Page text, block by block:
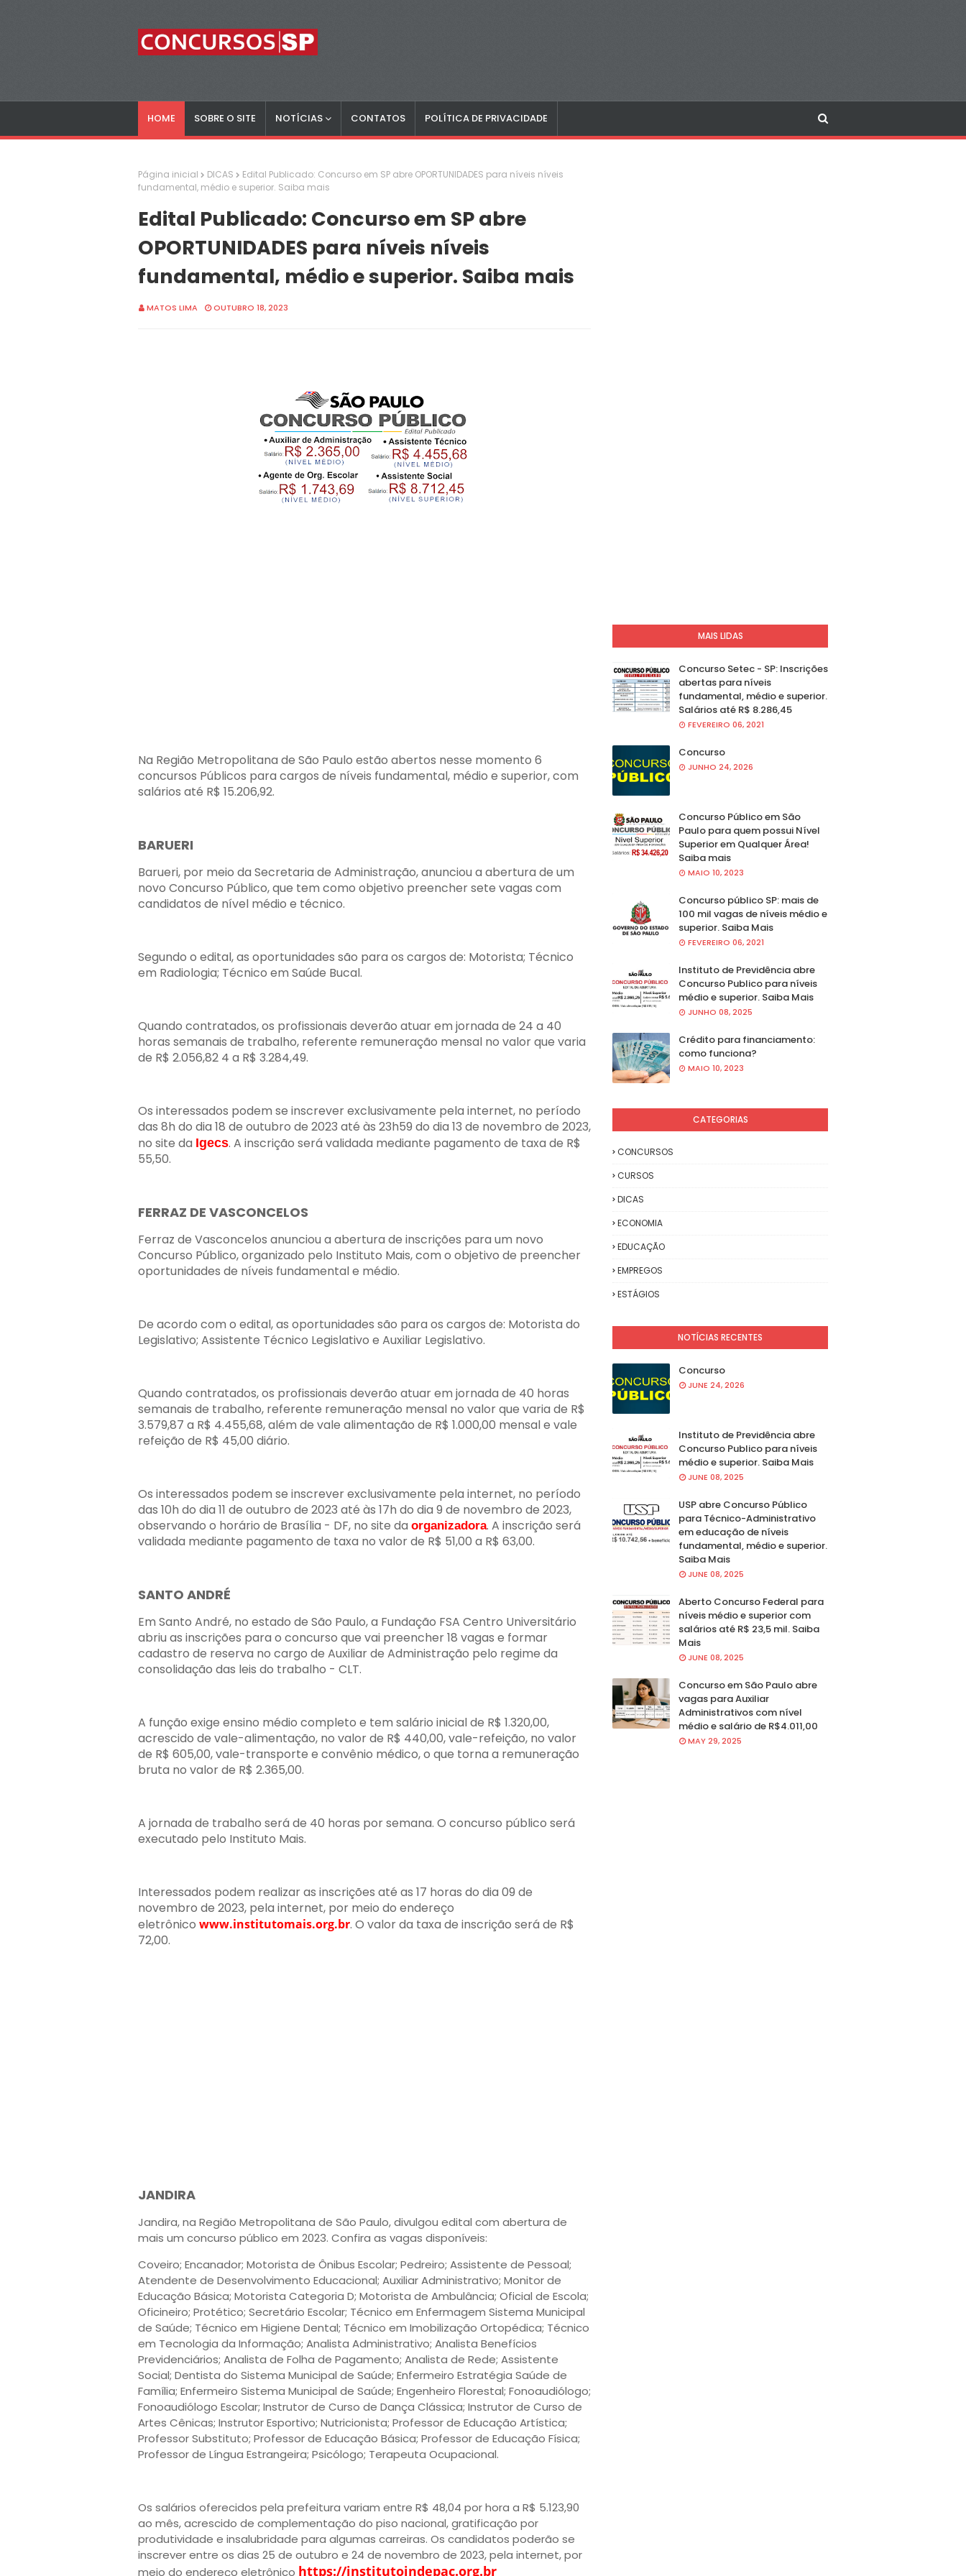
HOME SOBRE O SITE NOTÍCIAS CONTATOS POLÍTICA DE PRIVACIDADE
Página inicial DICAS
Edital Publicado: Concurso em SP abre OPORTUNIDADES para níveis níveis
fundamental, médio e superior. Saiba mais
Edital Publicado: Concurso em SP abre
OPORTUNIDADES para níveis níveis
fundamental, médio e superior. Saiba mais
MATOS LIMA OUTUBRO 18, 2023
Na Região Metropolitana de São Paulo estão abertos nesse momento 6
concursos Públicos para cargos de níveis fundamental, médio e superior, com
salários até R$ 15.206,92.
BARUERI
Barueri, por meio da Secretaria de Administração, anunciou a abertura de um
novo Concurso Público, que tem como objetivo preencher sete vagas com
candidatos de nível médio e técnico.
Segundo o edital, as oportunidades são para os cargos de: Motorista; Técnico
em Radiologia; Técnico em Saúde Bucal.
Quando contratados, os profissionais deverão atuar em jornada de 24 a 40
horas semanais de trabalho, referente remuneração mensal no valor que varia
de R$ 2.056,82 4 a R$ 3.284,49.
Os interessados podem se inscrever exclusivamente pela internet, no período
das 8h do dia 18 de outubro de 2023 até às 23h59 do dia 13 de novembro de 2023,
no site da Igecs. A inscrição será validada mediante pagamento de taxa de R$
55,50.
FERRAZ DE VASCONCELOS
Ferraz de Vasconcelos anunciou a abertura de inscrições para um novo
Concurso Público, organizado pelo Instituto Mais, com o objetivo de preencher
oportunidades de níveis fundamental e médio.
De acordo com o edital, as oportunidades são para os cargos de: Motorista do
Legislativo; Assistente Técnico Legislativo e Auxiliar Legislativo.
Quando contratados, os profissionais deverão atuar em jornada de 40 horas
semanais de trabalho, referente remuneração mensal no valor que varia de R$
3.579,87 a R$ 4.455,68, além de vale alimentação de R$ 1.000,00 mensal e vale
refeição de R$ 45,00 diário.
Os interessados podem se inscrever exclusivamente pela internet, no período
das 10h do dia 11 de outubro de 2023 até às 17h do dia 9 de novembro de 2023,
observando o horário de Brasília - DF, no site da organizadora. A inscrição será
validada mediante pagamento de taxa no valor de R$ 51,00 a R$ 63,00.
SANTO ANDRÉ
Em Santo André, no estado de São Paulo, a Fundação FSA Centro Universitário
abriu as inscrições para o concurso que vai preencher 18 vagas e formar
cadastro de reserva no cargo de Auxiliar de Administração pelo regime da
consolidação das leis do trabalho - CLT.
A função exige ensino médio completo e tem salário inicial de R$ 1.320,00,
acrescido de vale-alimentação, no valor de R$ 440,00, vale-refeição, no valor
de R$ 605,00, vale-transporte e convênio médico, o que torna a remuneração
bruta no valor de R$ 2.365,00.
A jornada de trabalho será de 40 horas por semana. O concurso público será
executado pelo Instituto Mais.
Interessados podem realizar as inscrições até as 17 horas do dia 09 de
novembro de 2023, pela internet, por meio do endereço
eletrônico www.institutomais.org.br. O valor da taxa de inscrição será de R$
72,00.
JANDIRA
Jandira, na Região Metropolitana de São Paulo, divulgou edital com abertura de
mais um concurso público em 2023. Confira as vagas disponíveis:
Coveiro; Encanador; Motorista de Ônibus Escolar; Pedreiro; Assistente de Pessoal;
Atendente de Desenvolvimento Educacional; Auxiliar Administrativo; Monitor de
Educação Básica; Motorista Categoria D; Motorista de Ambulância; Oficial de Escola;
Oficineiro; Protético; Secretário Escolar; Técnico em Enfermagem Sistema Municipal
de Saúde; Técnico em Higiene Dental; Técnico em Imobilização Ortopédica; Técnico
em Tecnologia da Informação; Analista Administrativo; Analista Benefícios
Previdenciários; Analista de Folha de Pagamento; Analista de Rede; Assistente
Social; Dentista do Sistema Municipal de Saúde; Enfermeiro Estratégia Saúde de
Família; Enfermeiro Sistema Municipal de Saúde; Engenheiro Florestal; Fonoaudiólogo;
Fonoaudiólogo Escolar; Instrutor de Curso de Dança Clássica; Instrutor de Curso de
Artes Cênicas; Instrutor Esportivo; Nutricionista; Professor de Educação Artística;
Professor Substituto; Professor de Educação Básica; Professor de Educação Física;
Professor de Língua Estrangeira; Psicólogo; Terapeuta Ocupacional.
Os salários oferecidos pela prefeitura variam entre R$ 48,04 por hora a R$ 5.123,90
ao mês, acrescido de complementação do piso nacional, gratificação por
produtividade e insalubridade para algumas carreiras. Os candidatos poderão se
inscrever entre os dias 25 de outubro e 24 de novembro de 2023, pela internet, por
meio do endereço eletrônico https://institutoindepac.org.br
MAIS LIDAS
Concurso Setec - SP: Inscrições
abertas para níveis
fundamental, médio e superior.
Salários até R$ 8.286,45
FEVEREIRO 06, 2021
Concurso
JUNHO 24, 2026
Concurso Público em São
Paulo para quem possui Nível
Superior em Qualquer Área!
Saiba mais
MAIO 10, 2023
Concurso público SP: mais de
100 mil vagas de níveis médio e
superior. Saiba Mais
FEVEREIRO 06, 2021
Instituto de Previdência abre
Concurso Publico para níveis
médio e superior. Saiba Mais
JUNHO 08, 2025
Crédito para financiamento:
como funciona?
MAIO 10, 2023
CATEGORIAS
CONCURSOS
CURSOS
DICAS
ECONOMIA
EDUCAÇÃO
EMPREGOS
ESTÁGIOS
NOTÍCIAS RECENTES
Concurso
JUNE 24, 2026
Instituto de Previdência abre
Concurso Publico para níveis
médio e superior. Saiba Mais
JUNE 08, 2025
USP abre Concurso Público
para Técnico-Administrativo
em educação de níveis
fundamental, médio e superior.
Saiba Mais
JUNE 08, 2025
Aberto Concurso Federal para
níveis médio e superior com
salários até R$ 23,5 mil. Saiba
Mais
JUNE 08, 2025
Concurso em São Paulo abre
vagas para Auxiliar
Administrativos com nível
médio e salário de R$4.011,00
MAY 29, 2025